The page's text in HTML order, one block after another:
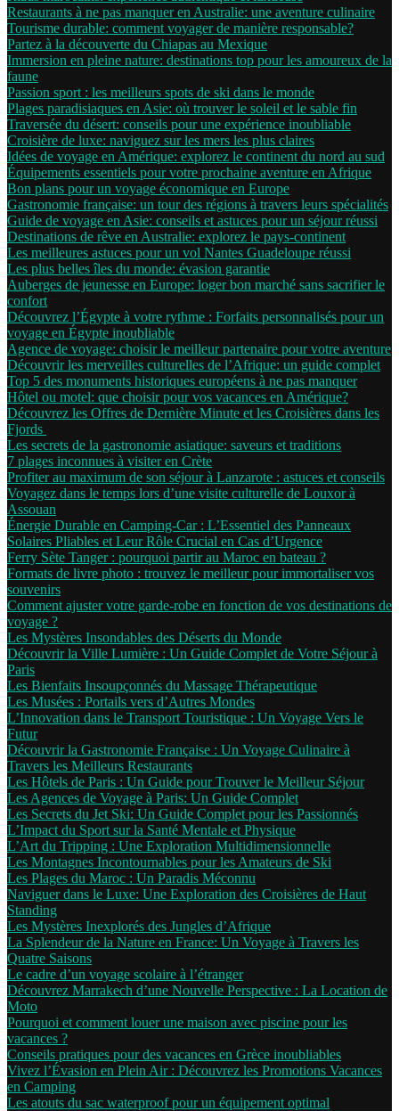
Restaurants à ne pas manquer en Australie: une aventure culinaire
Tourisme durable: comment voyager de manière responsable?
Partez à la découverte du Chiapas au Mexique
Immersion en pleine nature: destinations top pour les amoureux de la
faune
Passion sport : les meilleurs spots de ski dans le monde
Plages paradisiaques en Asie: où trouver le soleil et le sable fin
Traversée du désert: conseils pour une expérience inoubliable
Croisière de luxe: naviguez sur les mers les plus claires
Idées de voyage en Amérique: explorez le continent du nord au sud
Équipements essentiels pour votre prochaine aventure en Afrique
Bon plans pour un voyage économique en Europe
Gastronomie française: un tour des régions à travers leurs spécialités
Guide de voyage en Asie: conseils et astuces pour un séjour réussi
Destinations de rêve en Australie: explorez le pays-continent
Les meilleures astuces pour un vol Nantes Guadeloupe réussi
Les plus belles îles du monde: évasion garantie
Auberges de jeunesse en Europe: loger bon marché sans sacrifier le
confort
Découvrez l’Égypte à votre rythme : Forfaits personnalisés pour un
voyage en Égypte inoubliable
Agence de voyage: choisir le meilleur partenaire pour votre aventure
Découvrir les merveilles culturelles de l’Afrique: un guide complet
Top 5 des monuments historiques européens à ne pas manquer
Hôtel ou motel: que choisir pour vos vacances en Amérique?
Découvrez les Offres de Dernière Minute et les Croisières dans les
Fjords
Les secrets de la gastronomie asiatique: saveurs et traditions
7 plages inconnues à visiter en Crète
Profiter au maximum de son séjour à Lanzarote : astuces et conseils
Voyagez dans le temps lors d’une visite culturelle de Louxor à
Assouan
Énergie Durable en Camping-Car : L’Essentiel des Panneaux
Solaires Pliables et Leur Rôle Crucial en Cas d’Urgence
Ferry Sète Tanger : pourquoi partir au Maroc en bateau ?
Formats de livre photo : trouvez le meilleur pour immortaliser vos
souvenirs
Comment ajuster votre garde-robe en fonction de vos destinations de
voyage ?
Les Mystères Insondables des Déserts du Monde
Découvrir la Ville Lumière : Un Guide Complet de Votre Séjour à
Paris
Les Bienfaits Insoupçonnés du Massage Thérapeutique
Les Musées : Portails vers d’Autres Mondes
L’Innovation dans le Transport Touristique : Un Voyage Vers le
Futur
Découvrir la Gastronomie Française : Un Voyage Culinaire à
Travers les Meilleurs Restaurants
Les Hôtels de Paris : Un Guide pour Trouver le Meilleur Séjour
Les Agences de Voyage à Paris: Un Guide Complet
Les Secrets du Jet Ski: Un Guide Complet pour les Passionnés
L’Impact du Sport sur la Santé Mentale et Physique
L’Art du Tripping : Une Exploration Multidimensionnelle
Les Montagnes Incontournables pour les Amateurs de Ski
Les Plages du Maroc : Un Paradis Méconnu
Naviguer dans le Luxe: Une Exploration des Croisières de Haut
Standing
Les Mystères Inexplorés des Jungles d’Afrique
La Splendeur de la Nature en France: Un Voyage à Travers les
Quatre Saisons
Le cadre d’un voyage scolaire à l’étranger
Découvrez Marrakech d’une Nouvelle Perspective : La Location de
Moto
Pourquoi et comment louer une maison avec piscine pour les
vacances ?
Conseils pratiques pour des vacances en Grèce inoubliables
Vivez l’Évasion en Plein Air : Découvrez les Promotions Vacances
en Camping
Les atouts du sac waterproof pour un équipement optimal